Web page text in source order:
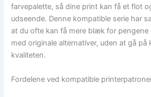
farvepalette, så dine print kan få et flot
udseende. Denne kompatible serie har
at du ofte kan få mere blæk for pengene
med originale alternativer, uden at gå på
kvaliteten.
Fordelene ved kompatible